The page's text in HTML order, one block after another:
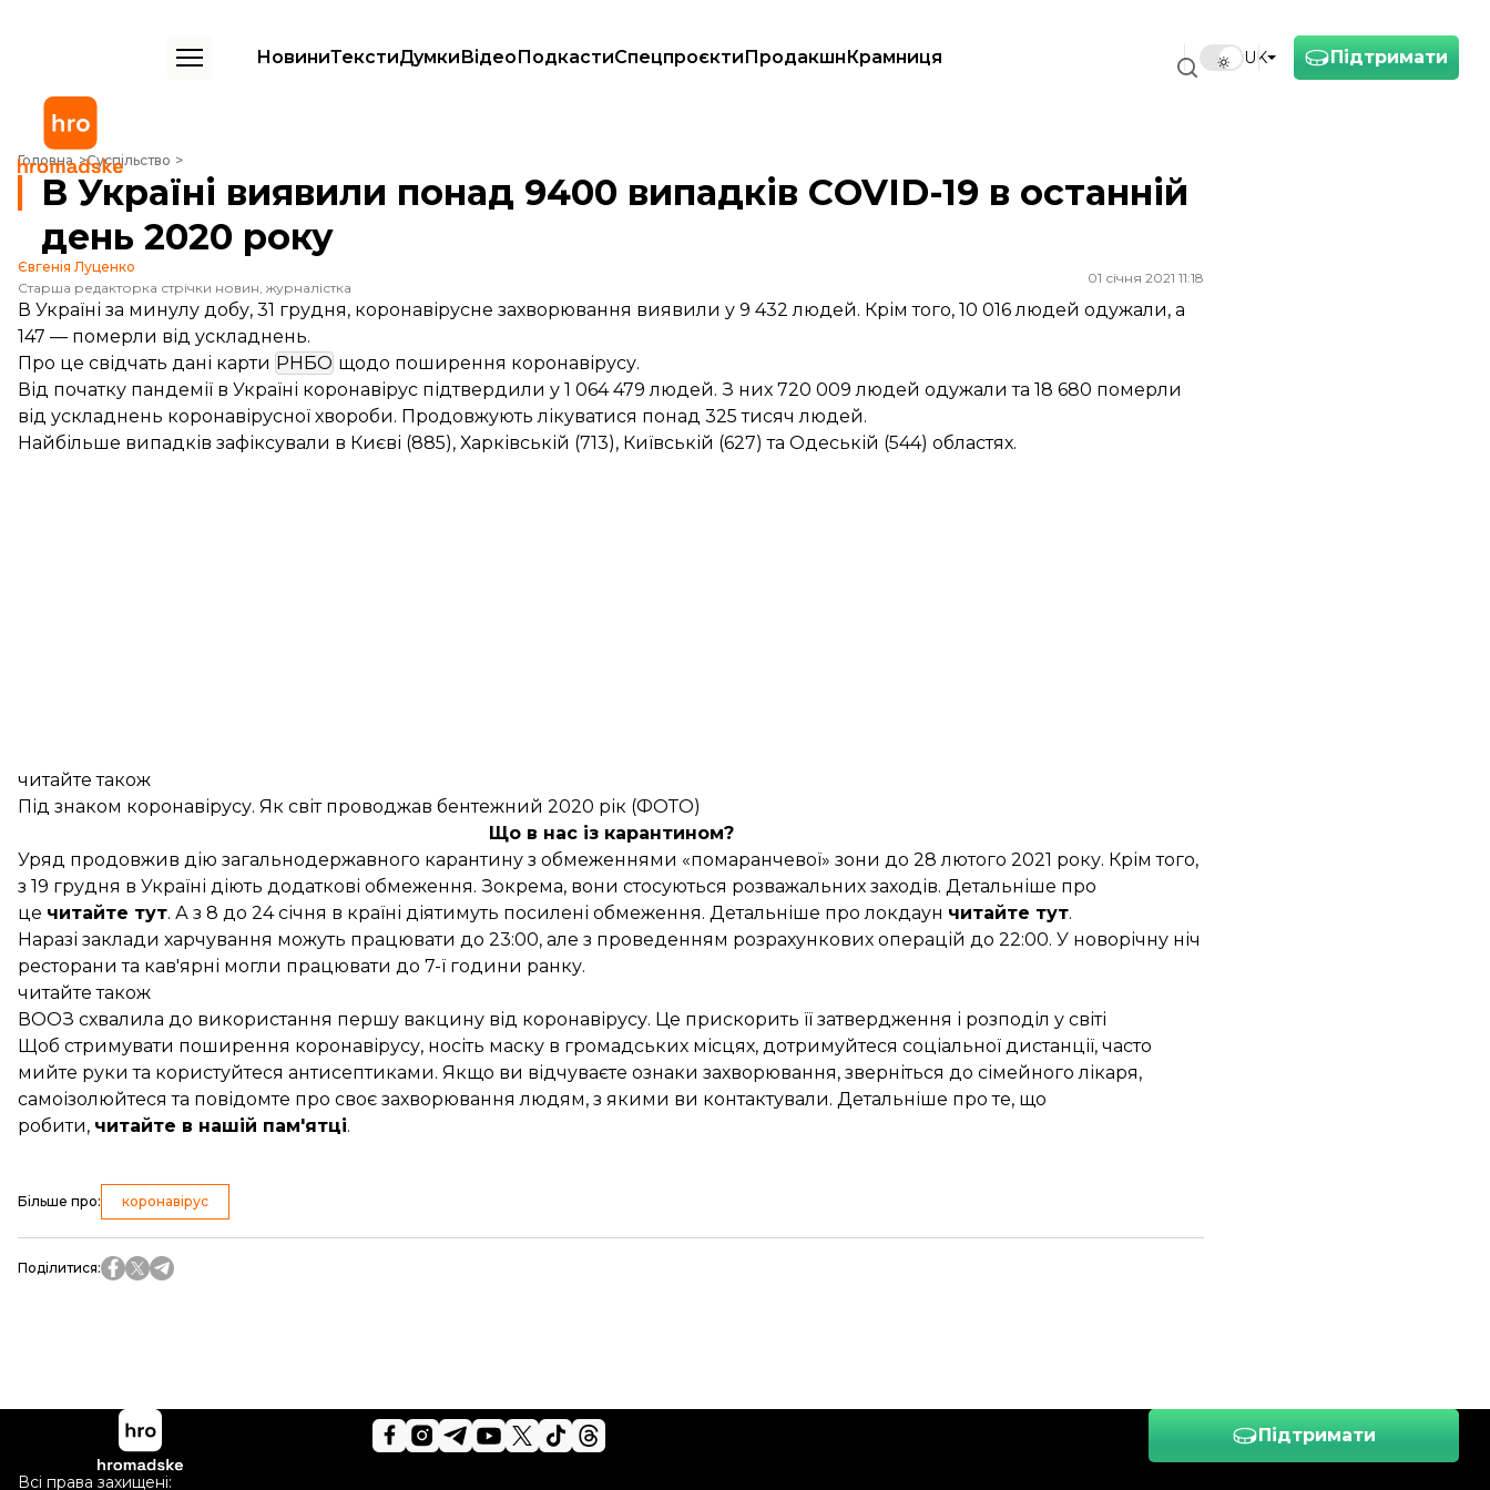
Підтримати
UK
НовиниТекстиДумкиВідеоПодкастиСпецпроєктиПродакшнКрамниця
Головна Суспільство
В Україні виявили понад 9400 випадків COVID-19 в останній день 2020 року
В Україні виявили понад 9400 випадків COVID-19 в останній
день 2020 року
Євгенія Луценко
Старша редакторка стрічки новин, журналістка
01 січня 2021 11:18
В Україні за минулу добу, 31 грудня, коронавірусне захворювання виявили у 9 432 людей. Крім того, 10 016 людей одужали, а
147 — померли від ускладнень.
Про це свідчать дані карти РНБО щодо поширення коронавірусу.
Від початку пандемії в Україні коронавірус підтвердили у 1 064 479 людей. З них 720 009 людей одужали та 18 680 померли
від ускладнень коронавірусної хвороби. Продовжують лікуватися понад 325 тисяч людей.
Найбільше випадків зафіксували в Києві (885), Харківській (713), Київській (627) та Одеській (544) областях.
читайте також
Під знаком коронавірусу. Як світ проводжав бентежний 2020 рік (ФОТО)
Що в нас із карантином?
Уряд продовжив дію загальнодержавного карантину з обмеженнями «помаранчевої» зони до 28 лютого 2021 року. Крім того,
з 19 грудня в Україні діють додаткові обмеження. Зокрема, вони стосуються розважальних заходів. Детальніше про
це читайте тут. А з 8 до 24 січня в країні діятимуть посилені обмеження. Детальніше про локдаун читайте тут.
Наразі заклади харчування можуть працювати до 23:00, але з проведенням розрахункових операцій до 22:00. У новорічну ніч
ресторани та кав'ярні могли працювати до 7-ї години ранку.
читайте також
ВООЗ схвалила до використання першу вакцину від коронавірусу. Це прискорить її затвердження і розподіл у світі
Щоб стримувати поширення коронавірусу, носіть маску в громадських місцях, дотримуйтеся соціальної дистанції, часто
мийте руки та користуйтеся антисептиками. Якщо ви відчуваєте ознаки захворювання, зверніться до сімейного лікаря,
самоізолюйтеся та повідомте про своє захворювання людям, з якими ви контактували. Детальніше про те, що
робити, читайте в нашій пам'ятці.
Більше про: коронавірус
Поділитися:
Підтримати
Всі права захищені: